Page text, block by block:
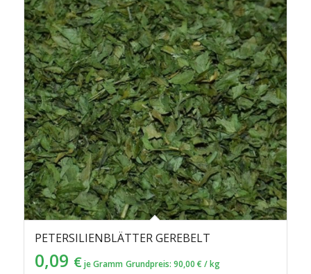
in
aufsteigender
Reihenfolge
zu
sortieren
PETERSILIENBLÄTTER GEREBELT
0,09 € je Gramm Grundpreis: 90,00 € /kg